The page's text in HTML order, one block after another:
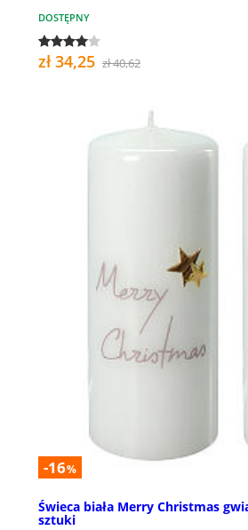
DOSTĘPNY
zł 34,25 zł 40,62
-16%
Świeca biała Merry Christmas
sztuki